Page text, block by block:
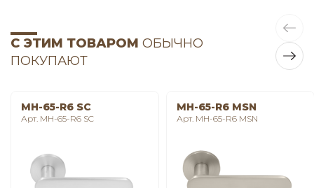
С ЭТИМ ТОВАРОМ ОБЫЧНО
ПОКУПАЮТ
MH-65-R6 SC
Арт. MH-65-R6 SC
MH-65-R6 MSN
Арт. MH-65-R6 MSN